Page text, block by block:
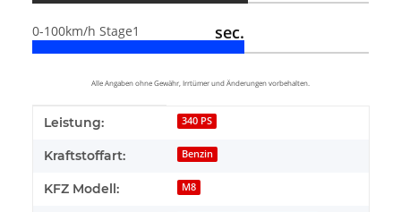
0-100km/h Stage1 sec.
Alle Angaben ohne Gewähr, Irrtümer und Änderungen vorbehalten.
Produkteigenschaft
Wert
Leistung: 340 PS
Kraftstoffart: Benzin
KFZ Modell: M8